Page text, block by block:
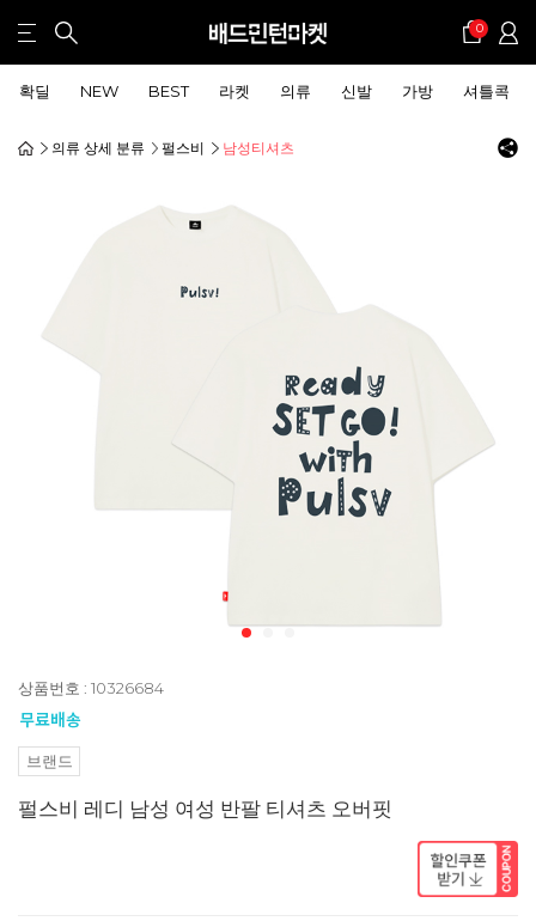
0
확딜 NEW BEST 라켓 의류 신발 가방 셔틀콕
의류 상세 분류 펄스비 남성티셔츠
상품번호 : 10326684
브랜드
펄스비 레디 남성 여성 반팔 티셔츠 오버핏